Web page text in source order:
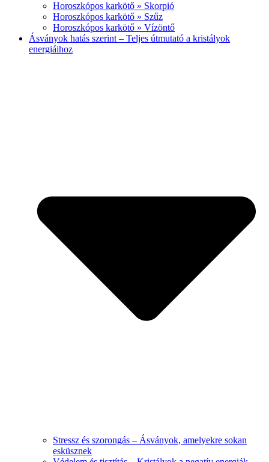
Horoszkópos karkötő » Skorpió
Horoszkópos karkötő » Szűz
Horoszkópos karkötő » Vízöntő
Ásványok hatás szerint – Teljes útmutató a kristályok
energiáihoz
Stressz és szorongás – Ásványok, amelyekre sokan
esküsznek